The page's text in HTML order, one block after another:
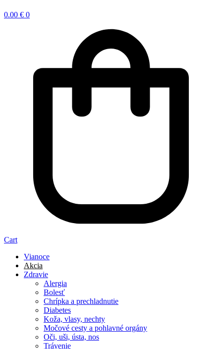
0.00 € 0
Cart
Vianoce
Akcia
Zdravie
Alergia
Bolesť
Chrípka a prechladnutie
Diabetes
Koža, vlasy, nechty
Močové cesty a pohlavné orgány
Oči, uši, ústa, nos
Trávenie